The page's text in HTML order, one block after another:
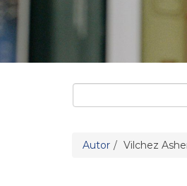
Autor Vilchez